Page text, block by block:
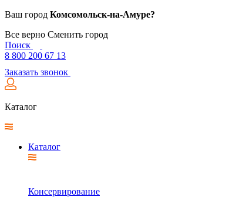
Ваш город Комсомольск-на-Амуре?
Все верно Сменить город
Поиск
8 800 200 67 13
Заказать звонок
Каталог
Каталог
Консервирование